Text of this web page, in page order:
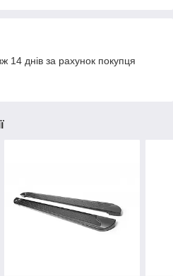
14 днів за рахунок покупця